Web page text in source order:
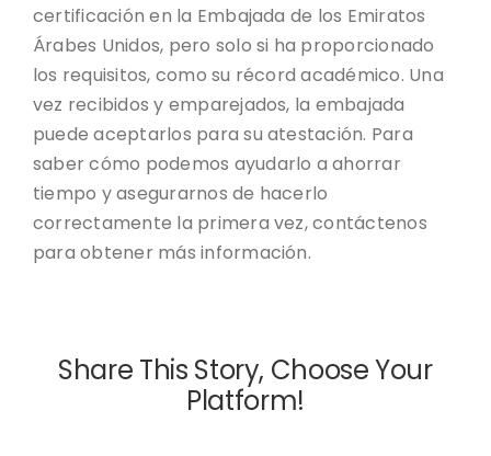
certificación en la Embajada de los Emiratos
Árabes Unidos, pero solo si ha proporcionado
los requisitos, como su récord académico. Una
vez recibidos y emparejados, la embajada
puede aceptarlos para su atestación. Para
saber cómo podemos ayudarlo a ahorrar
tiempo y asegurarnos de hacerlo
correctamente la primera vez, contáctenos
para obtener más información.
Share This Story, Choose Your
Platform!